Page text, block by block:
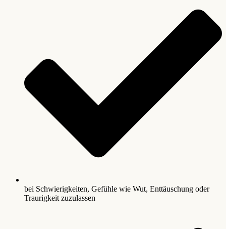
bei Schwierigkeiten, Gefühle wie Wut, Enttäuschung oder
Traurigkeit zuzulassen